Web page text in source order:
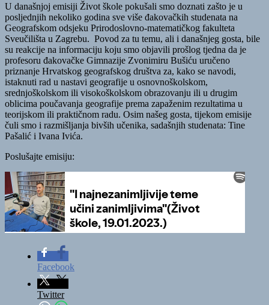
U današnjoj emisiji Život škole pokušali smo doznati zašto je u
posljednjih nekoliko godina sve više đakovačkih studenata na
Geografskom odsjeku Prirodoslovno-matematičkog fakulteta
Sveučilišta u Zagrebu. Povod za tu temu, ali i današnjeg gosta, bile
su reakcije na informaciju koju smo objavili prošlog tjedna da je
profesoru đakovačke Gimnazije Zvonimiru Bušiću uručeno
priznanje Hrvatskog geografskog društva za, kako se navodi,
istaknuti rad u nastavi geografije u osnovnoškolskom,
srednjoškolskom ili visokoškolskom obrazovanju ili u drugim
oblicima poučavanja geografije prema zapaženim rezultatima u
teorijskom ili praktičnom radu. Osim našeg gosta, tijekom emisije
čuli smo i razmišljanja bivših učenika, sadašnjih studenata: Tine
Pašalić i Ivana Ivića.
Poslušajte emisiju:
Facebook
Twitter